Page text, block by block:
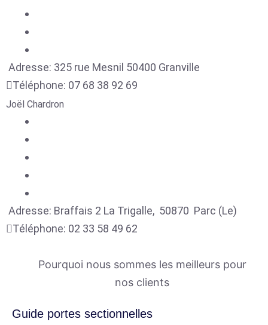
Adresse: 325 rue Mesnil 50400 Granville
Téléphone: 07 68 38 92 69
Joël Chardron
Adresse: Braffais 2 La Trigalle, 50870 Parc (Le)
Téléphone: 02 33 58 49 62
Pourquoi nous sommes les meilleurs pour
nos clients
Guide portes sectionnelles